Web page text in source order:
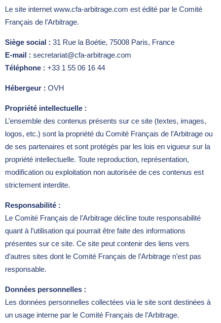
Le site internet www.cfa-arbitrage.com est édité par le Comité
Français de l’Arbitrage.
Siège social : 31 Rue la Boétie, 75008 Paris, France
E-mail : secretariat@cfa-arbitrage.com
Téléphone : +33 1 55 06 16 44
Hébergeur : OVH
Propriété intellectuelle :
L’ensemble des contenus présents sur ce site (textes, images,
logos, etc.) sont la propriété du Comité Français de l’Arbitrage ou
de ses partenaires et sont protégés par les lois en vigueur sur la
propriété intellectuelle. Toute reproduction, représentation,
modification ou exploitation non autorisée de ces contenus est
strictement interdite.
Responsabilité :
Le Comité Français de l’Arbitrage décline toute responsabilité
quant à l’utilisation qui pourrait être faite des informations
présentes sur ce site. Ce site peut contenir des liens vers
d’autres sites dont le Comité Français de l’Arbitrage n’est pas
responsable.
Données personnelles :
Les données personnelles collectées via le site sont destinées à
un usage interne par le Comité Français de l’Arbitrage.